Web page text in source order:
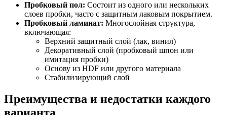
Пробковый пол: Состоит из одного или нескольких
слоев пробки, часто с защитным лаковым покрытием.
Пробковый ламинат: Многослойная структура,
включающая:
Верхний защитный слой (лак, винил)
Декоративный слой (пробковый шпон или
имитация пробки)
Основу из HDF или другого материала
Стабилизирующий слой
Преимущества и недостатки каждого